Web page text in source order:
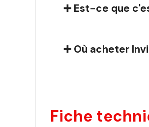
➕ Est-ce que
➕ Où acheter
Fiche